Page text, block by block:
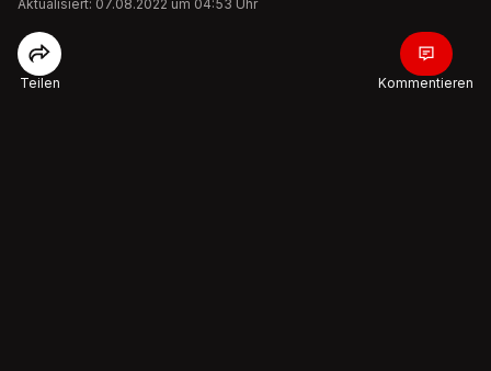
Aktualisiert: 07.08.2022 um 04:53 Uhr
Teilen Kommentieren